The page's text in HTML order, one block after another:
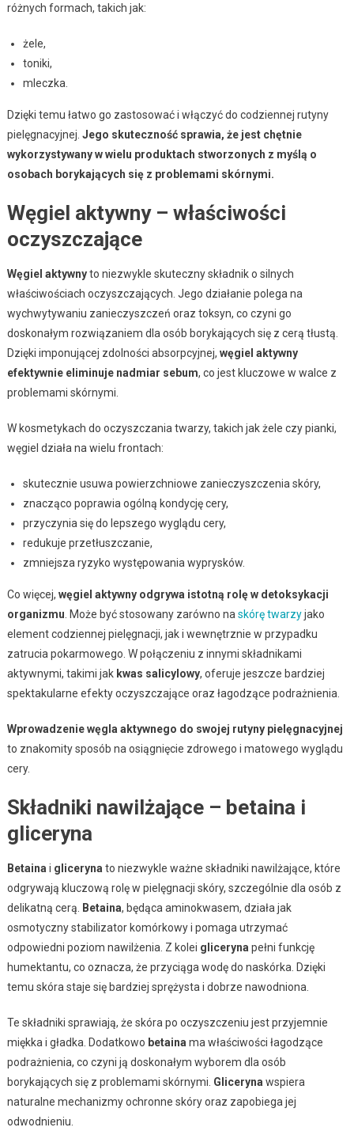
różnych formach, takich jak:
żele,
toniki,
mleczka.
Dzięki temu łatwo go zastosować i włączyć do codziennej rutyny
pielęgnacyjnej. Jego skuteczność sprawia, że jest chętnie
wykorzystywany w wielu produktach stworzonych z myślą o
osobach borykających się z problemami skórnymi.
Węgiel aktywny – właściwości
oczyszczające
Węgiel aktywnyto niezwykle skuteczny składnik o silnych
właściwościach oczyszczających. Jego działanie polega na
wychwytywaniu zanieczyszczeń oraz toksyn, co czyni go
doskonałym rozwiązaniem dla osób borykających się z cerą tłustą.
Dzięki imponującej zdolności absorpcyjnej, węgiel aktywny
efektywnie eliminuje nadmiar sebum, co jest kluczowe w walce z
problemami skórnymi.
W kosmetykach do oczyszczania twarzy, takich jak żele czy pianki,
węgiel działa na wielu frontach:
skutecznie usuwa powierzchniowe zanieczyszczenia skóry,
znacząco poprawia ogólną kondycję cery,
przyczynia się do lepszego wyglądu cery,
redukuje przetłuszczanie,
zmniejsza ryzyko występowania wyprysków.
Co więcej, węgiel aktywny odgrywa istotną rolę w detoksykacji
organizmu . Może być stosowany zarówno na skórę twarzyjako
element codziennej pielęgnacji, jak i wewnętrznie w przypadku
zatrucia pokarmowego. W połączeniu z innymi składnikami
aktywnymi, takimi jak kwas salicylowy, oferuje jeszcze bardziej
spektakularne efekty oczyszczające oraz łagodzące podrażnienia.
Wprowadzenie węgla aktywnego do swojej rutyny pielęgnacyjnej
to znakomity sposób na osiągnięcie zdrowego i matowego wyglądu
cery.
Składniki nawilżające – betaina i
gliceryna
Betaina i gliceryna to niezwykle ważne składniki nawilżające, które
odgrywają kluczową rolę w pielęgnacji skóry, szczególnie dla osób z
delikatną cerą.
Betaina, będąca aminokwasem, działa jak
osmotyczny stabilizator komórkowy i pomaga utrzymać
odpowiedni poziom nawilżenia. Z kolei gliceryna pełni funkcję
humektantu, co oznacza, że przyciąga wodę do naskórka. Dzięki
temu skóra staje się bardziej sprężysta i dobrze nawodniona.
Te składniki sprawiają, że skóra po oczyszczeniu jest przyjemnie
miękka i gładka. Dodatkowo betaina ma właściwości łagodzące
podrażnienia, co czyni ją doskonałym wyborem dla osób
borykających się z problemami skórnymi. Gliceryna wspiera
naturalne mechanizmy ochronne skóry oraz zapobiega jej
odwodnieniu.